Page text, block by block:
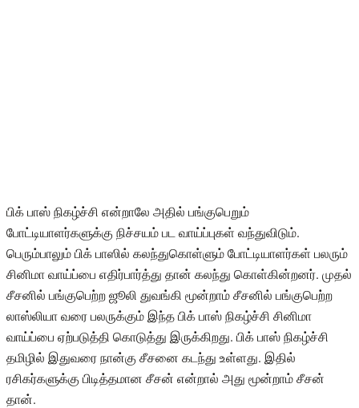
பிக் பாஸ் நிகழ்ச்சி என்றாலே அதில் பங்குபெறும்
போட்டியாளர்களுக்கு நிச்சயம் பட வாய்ப்புகள் வந்துவிடும்.
பெரும்பாலும் பிக் பாஸில் கலந்துகொள்ளும் போட்டியாளர்கள் பலரும்
சினிமா வாய்ப்பை எதிர்பார்த்து தான் கலந்து கொள்கின்றனர். முதல்
சீசனில் பங்குபெற்ற ஜூலி துவங்கி மூன்றாம் சீசனில் பங்குபெற்ற
லாஸ்லியா வரை பலருக்கும் இந்த பிக் பாஸ் நிகழ்ச்சி சினிமா
வாய்ப்பை ஏற்படுத்தி கொடுத்து இருக்கிறது. பிக் பாஸ் நிகழ்ச்சி
தமிழில் இதுவரை நான்கு சீசனை கடந்து உள்ளது. இதில்
ரசிகர்களுக்கு பிடித்தமான சீசன் என்றால் அது மூன்றாம் சீசன்
தான்.